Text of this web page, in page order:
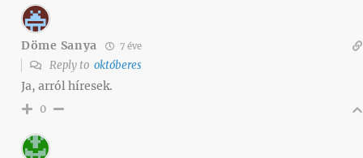
Döme Sanya 7 éve
Reply to októberes
Ja, arról híresek.
0